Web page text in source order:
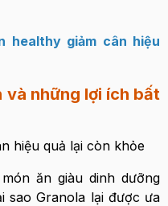
healthy giảm cân hiệu
và những lợi ích bất
ăn giàu dinh dưỡng
sao Granola lại được ưa